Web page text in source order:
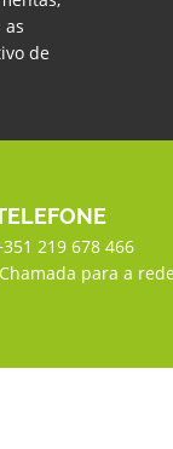
de
219 678 466
para a